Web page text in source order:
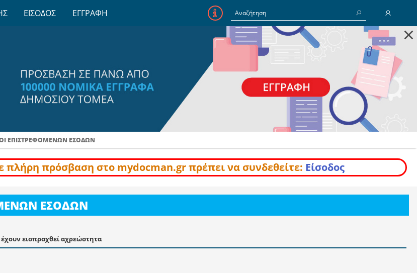
ΕΙΣΟΔΟΣ ΕΓΓΡΑΦΗ
E-Mail
Κωδικός
Να με θυμάσαι
×
ΕΠΙΣΤΡΕΦΟΜΕΝΩΝ ΕΣΟΔΩΝ
πλήρη πρόσβαση στο mydocman.gr πρέπει να συνδεθείτε: Είσοδος
ΕΣΟΔΩΝ
εισπραχθεί αχρεώστητα